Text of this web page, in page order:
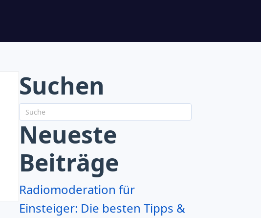
Suchen
Neueste
Beiträge
Radiomoderation für
Einsteiger: Die besten Tipps &